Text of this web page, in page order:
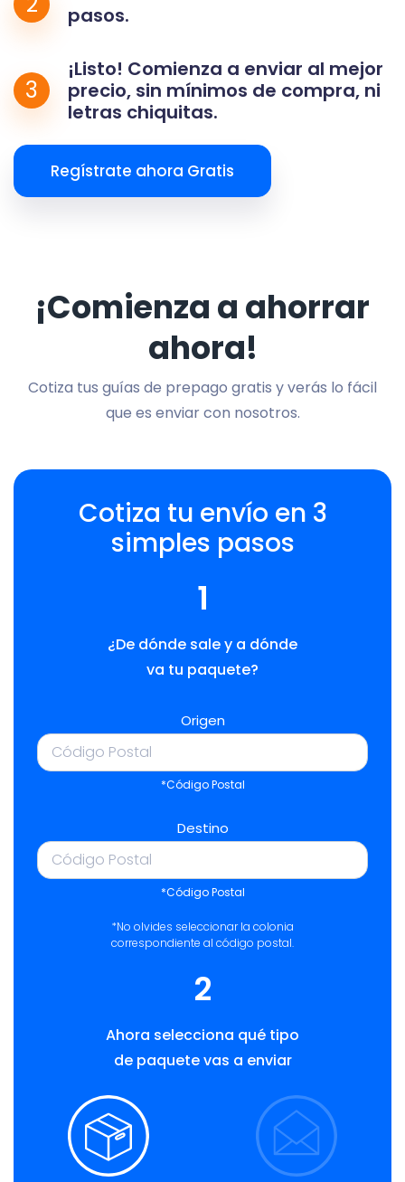
pasos.
3
¡Listo! Comienza a enviar al mejor
precio, sin mínimos de compra, ni
letras chiquitas.
Regístrate ahora Gratis
¡Comienza a ahorrar
ahora!
Cotiza tus guías de prepago gratis y verás lo fácil
que es enviar con nosotros.
Cotiza tu envío en 3
simples pasos
1
¿De dónde sale y a dónde
va tu paquete?
Origen
*Código Postal
Destino
*Código Postal
*No olvides seleccionar la colonia
correspondiente al código postal.
2
Ahora selecciona qué tipo
de paquete vas a enviar